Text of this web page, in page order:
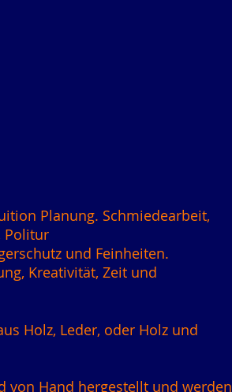
Planung. Schmiedearbeit,
Politur
und Feinheiten.
Kreativität, Zeit und
Holz, Leder, oder Holz und
von Hand hergestellt und werden